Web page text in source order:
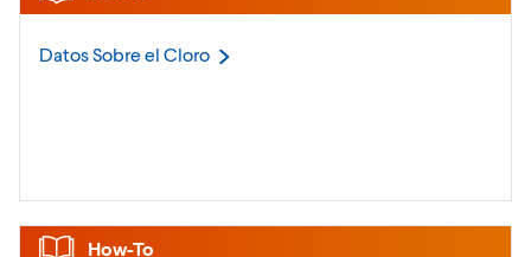
Datos Sobre el Cloro
How-To